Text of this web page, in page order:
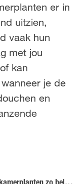
er in
uitzien,
vaak hun
met jou
kan
je de
en